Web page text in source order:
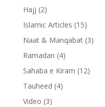
Hajj (2)
Islamic Articles (15)
Naat & Manqabat(3)
Ramadan (4)
Sahaba e Kiram (12)
Tauheed (4)
Video (3)